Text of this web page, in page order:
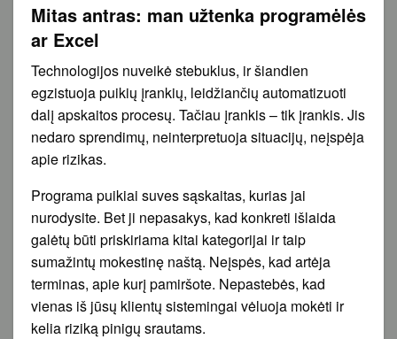
Mitas antras: man užtenka programėlės
ar Excel
Technologijos nuveikė stebuklus, ir šiandien
egzistuoja puikių įrankių, leidžiančių automatizuoti
dalį apskaitos procesų. Tačiau įrankis – tik įrankis. Jis
nedaro sprendimų, neinterpretuoja situacijų, neįspėja
apie rizikas.
Programa puikiai suves sąskaitas, kurias jai
nurodysite. Bet ji nepasakys, kad konkreti išlaida
galėtų būti priskiriama kitai kategorijai ir taip
sumažintų mokestinę naštą. Neįspės, kad artėja
terminas, apie kurį pamiršote. Nepastebės, kad
vienas iš jūsų klientų sistemingai vėluoja mokėti ir
kelia riziką pinigų srautams.